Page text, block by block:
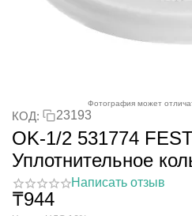
Фотография может
КОД: 23193
OK-1/2 531774
Уплотнительное
Написать отзыв
₸‍944‍